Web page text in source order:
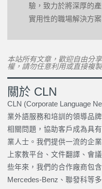
驗，致力於將深厚的
實用性的職場解決方案
本站所有文章，歡迎自由分
權，請勿任意利用或直接複
關於 CLN
CLN (Corporate Language
業外語服務和培訓的領導品
相關問題，協助客戶成為具
業人士。我們提供一流的企
上家教平台、文件翻譯、會
些年來，我們的合作廠商包
Mercedes-Benz、聯發科等